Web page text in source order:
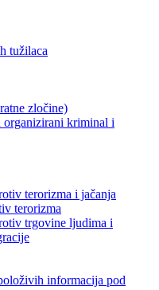
tužilaca
zločine)
organizirani kriminal i
terorizma i jačanja
terorizma
trgovine ljudima i
informacija pod